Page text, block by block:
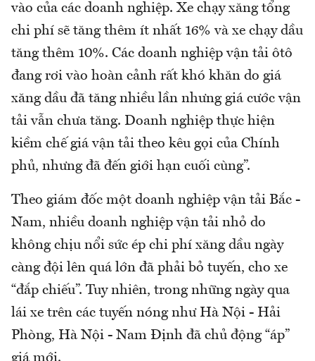
vào của các doanh nghiệp. Xe chạy xăng tổng
chi phí sẽ tăng thêm ít nhất 16% và xe chạy dầu
tăng thêm 10%. Các doanh nghiệp vận tải ôtô
đang rơi vào hoàn cảnh rất khó khăn do giá
xăng dầu đã tăng nhiều lần nhưng giá cước vận
tải vẫn chưa tăng. Doanh nghiệp thực hiện
kiềm chế giá vận tải theo kêu gọi của Chính
phủ, nhưng đã đến giới hạn cuối cùng”.
Theo giám đốc một doanh nghiệp vận tải Bắc -
Nam, nhiều doanh nghiệp vận tải nhỏ do
không chịu nổi sức ép chi phí xăng dầu ngày
càng đội lên quá lớn đã phải bỏ tuyến, cho xe
“đắp chiếu”. Tuy nhiên, trong những ngày qua
lái xe trên các tuyến nóng như Hà Nội - Hải
Phòng, Hà Nội - Nam Định đã chủ động “áp”